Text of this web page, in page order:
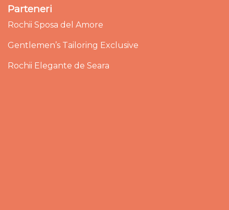
Parteneri
Rochii Sposa del Amore
Gentlemen’s Tailoring Exclusive
Rochii Elegante de Seara